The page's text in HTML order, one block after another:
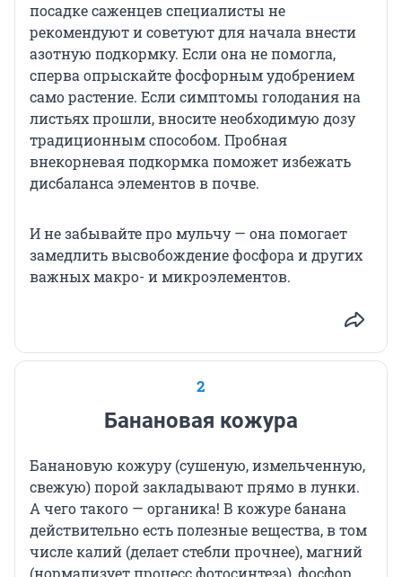
посадке саженцев специалисты не
рекомендуют и советуют для начала внести
азотную подкормку. Если она не помогла,
сперва опрыскайте фосфорным удобрением
само растение. Если симптомы голодания на
листьях прошли, вносите необходимую дозу
традиционным способом. Пробная
внекорневая подкормка поможет избежать
дисбаланса элементов в почве.
И не забывайте про мульчу — она помогает
замедлить высвобождение фосфора и других
важных макро- и микроэлементов.
2
Банановая кожура
Банановую кожуру (сушеную, измельченную,
свежую) порой закладывают прямо в лунки.
А чего такого — органика! В кожуре банана
действительно есть полезные вещества, в том
числе калий (делает стебли прочнее), магний
(нормализует процесс фотосинтеза), фосфор